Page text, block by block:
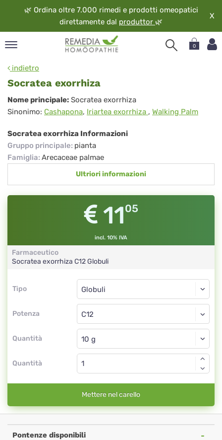
🌿 Ordina oltre 7.000 rimedi e prodotti omeopatici
direttamente dal produttor 🌿
X
0
indietro
Socratea exorrhiza
Socratea
exorrhiza
Nome principale: Socratea exorrhiza
Sinonimo: Cashapona, Iriartea exorrhiza , Walking Palm
Socratea exorrhiza Informazioni
Gruppo principale: pianta
Famiglia: Arecaceae palmae
Ultriori informazioni
1105
incl. 10% IVA
Farmaceutico
Socratea exorrhiza C12Globuli
Tipo
Tipo
Potenza
Globuli
C12
Quantità
Globuli
Quantità
Mettere nel carello
Pontenze disponibili